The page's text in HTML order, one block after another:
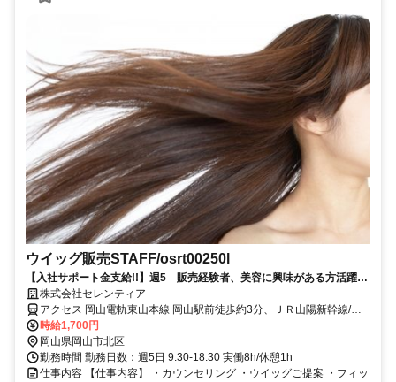
ウイッグ販売STAFF/osrt00250l
【入社サポート金支給!!】週5 販売経験者、美容に興味がある方活躍中
♪
株式会社セレンティア
アクセス 岡山電軌東山本線 岡山駅前徒歩約3分、ＪＲ山陽新幹線/Ｊ
Ｒ東海道新幹線 岡山東口(後楽園口)徒歩約4分、ＪＲ山陽新幹線/ＪＲ
東海道新幹線 岡山東口(後楽園口)徒歩約4分
時給1,700円
岡山県岡山市北区
勤務時間 勤務日数：週5日 9:30-18:30 実働8h/休憩1h
仕事内容 【仕事内容】 ・カウンセリング ・ウイッグご提案 ・フィッ